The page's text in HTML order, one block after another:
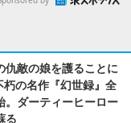
仇敵の娘を護ることに
の名作『幻世録』全
。ダーティーヒーロー
る